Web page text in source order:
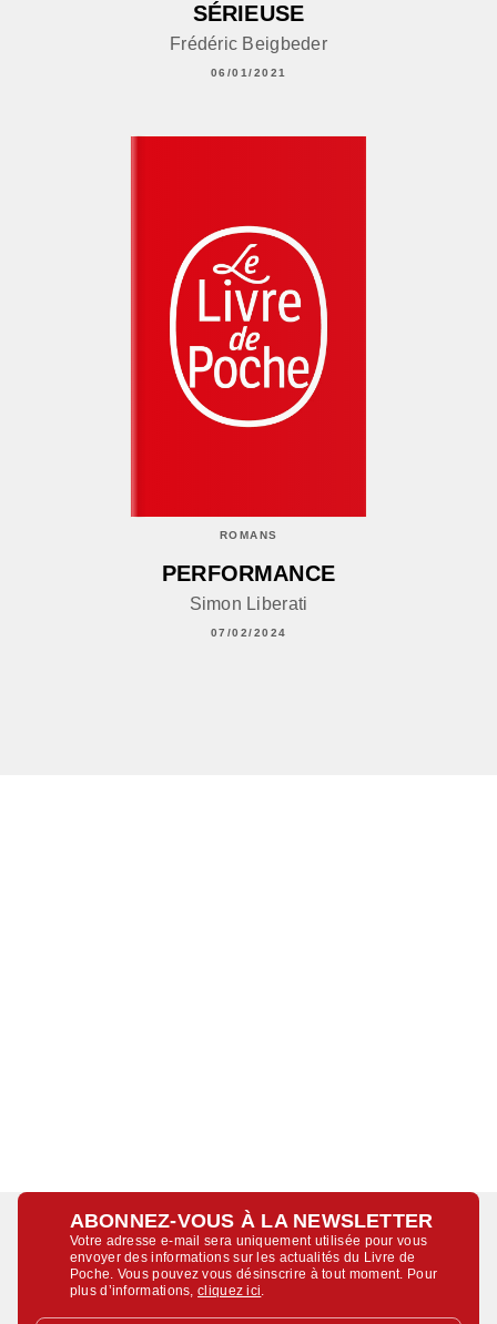
SÉRIEUSE
Frédéric Beigbeder
06/01/2021
ROMANS
PERFORMANCE
Simon Liberati
07/02/2024
ABONNEZ-VOUS À LA NEWSLETTER
Votre adresse e-mail sera uniquement utilisée pour vous
envoyer des informations sur les actualités du Livre de
Poche. Vous pouvez vous désinscrire à tout moment. Pour
plus d’informations,cliquez ici